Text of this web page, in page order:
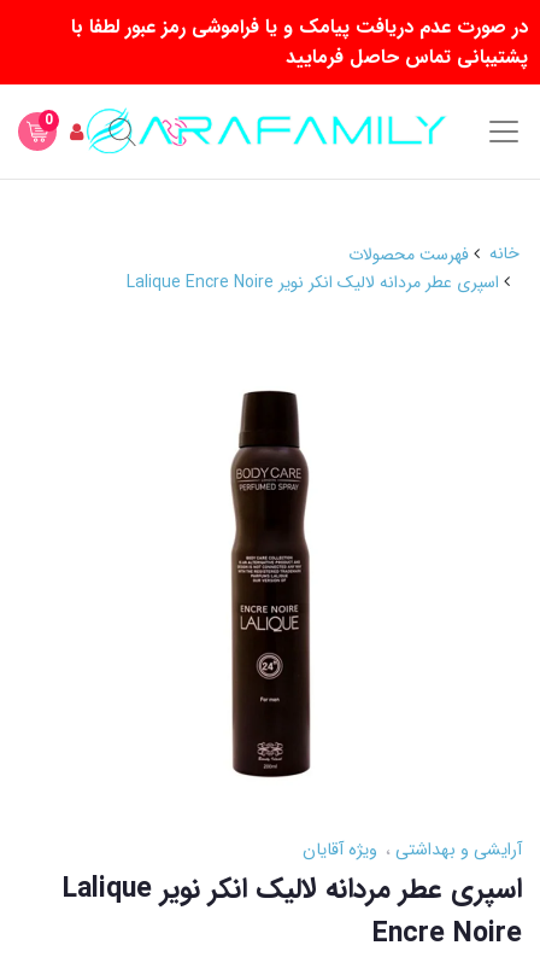
در صورت عدم دریافت پیامک و یا فراموشی رمز عبور لطفا با
پشتیبانی تماس حاصل فرمایید
0
خانه
فهرست محصولات
اسپری عطر مردانه لالیک انکر نویر Lalique Encre Noire
آرایشی و بهداشتی ویژه آقایان
اسپری عطر مردانه لالیک انکر نویر Lalique
Encre Noire